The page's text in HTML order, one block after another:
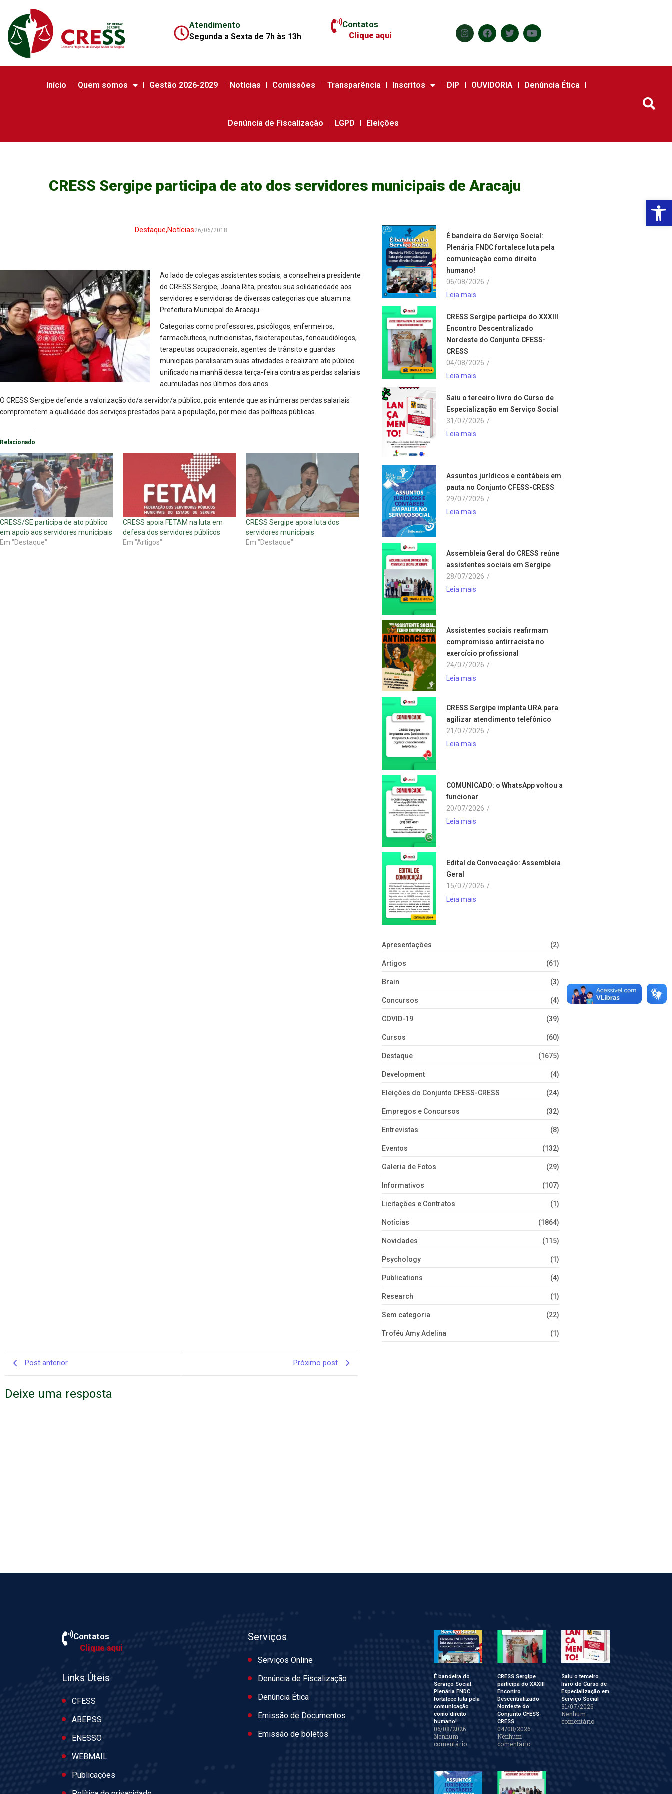
Atendimento
Segunda a Sexta de 7h às 13h
Contatos
Clique aqui
Início Quem somos Gestão 2026-2029 Notícias Comissões Transparência Inscritos DIP OUVIDORIA Denúncia Ética
Denúncia de Fiscalização LGPD Eleições
CRESS Sergipe participa de ato dos servidores municipais de Aracaju
Destaque,Notícias26/06/2018
Ao lado de colegas assistentes sociais, a conselheira presidente
do CRESS Sergipe, Joana Rita, prestou sua solidariedade aos
servidores e servidoras de diversas categorias que atuam na
Prefeitura Municipal de Aracaju.
Categorias como professores, psicólogos, enfermeiros,
farmacêuticos, nutricionistas, fisioterapeutas, fonoaudiólogos,
terapeutas ocupacionais, agentes de trânsito e guardas
municipais paralisaram suas atividades e realizam ato público
unificado na manhã dessa terça-feira contra as perdas salariais
acumuladas nos últimos dois anos.
O CRESS Sergipe defende a valorização do/a servidor/a público, pois entende que as inúmeras perdas salariais
comprometem a qualidade dos serviços prestados para a população, por meio das políticas públicas.
Relacionado
CRESS/SE participa de ato público
em apoio aos servidores municipais
Em "Destaque"
CRESS apoia FETAM na luta em
defesa dos servidores públicos
Em "Artigos"
CRESS Sergipe apoia luta dos
servidores municipais
Em "Destaque"
É bandeira do Serviço Social:
Plenária FNDC fortalece luta pela
comunicação como direito
humano!
06/08/2026 /
Leia mais
CRESS Sergipe participa do XXXIII
Encontro Descentralizado
Nordeste do Conjunto CFESS-
CRESS
04/08/2026 /
Leia mais
Saiu o terceiro livro do Curso de
Especialização em Serviço Social
31/07/2026 /
Leia mais
Assuntos jurídicos e contábeis em
pauta no Conjunto CFESS-CRESS
29/07/2026 /
Leia mais
Assembleia Geral do CRESS reúne
assistentes sociais em Sergipe
28/07/2026 /
Leia mais
Assistentes sociais reafirmam
compromisso antirracista no
exercício profissional
24/07/2026 /
Leia mais
CRESS Sergipe implanta URA para
agilizar atendimento telefônico
21/07/2026 /
Leia mais
COMUNICADO: o WhatsApp voltou a
funcionar
20/07/2026 /
Leia mais
Edital de Convocação: Assembleia
Geral
15/07/2026 /
Leia mais
Apresentações (2)
Artigos (61)
Brain (3)
Concursos (4)
COVID-19 (39)
Cursos (60)
Destaque (1675)
Development (4)
Eleições do Conjunto CFESS-CRESS (24)
Empregos e Concursos (32)
Entrevistas (8)
Eventos (132)
Galeria de Fotos (29)
Informativos (107)
Licitações e Contratos (1)
Notícias (1864)
Novidades (115)
Psychology (1)
Publications (4)
Research (1)
Sem categoria (22)
Troféu Amy Adelina (1)
Post anterior Próximo post
Deixe uma resposta
Contatos
Clique aqui
Links Úteis
CFESS
ABEPSS
ENESSO
WEBMAIL
Publicações
Serviços
Serviços Online
Denúncia de Fiscalização
Denúncia Ética
Emissão de Documentos
Emissão de boletos
É bandeira do
Serviço Social:
Plenária FNDC
fortalece luta pela
comunicação
como direito
humano!
06/08/2026
Nenhum
comentário
CRESS Sergipe
participa do XXXIII
Encontro
Descentralizado
Nordeste do
Conjunto CFESS-
CRESS
04/08/2026
Nenhum
comentário
Saiu o terceiro
livro do Curso de
Especialização em
Serviço Social
31/07/2026
Nenhum
comentário